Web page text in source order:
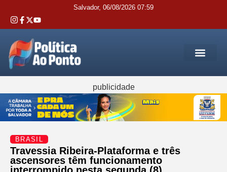
Salvador, 06/08/2026 07:59
publicidade
BRASIL
Travessia Ribeira-Plataforma e três
ascensores têm funcionamento